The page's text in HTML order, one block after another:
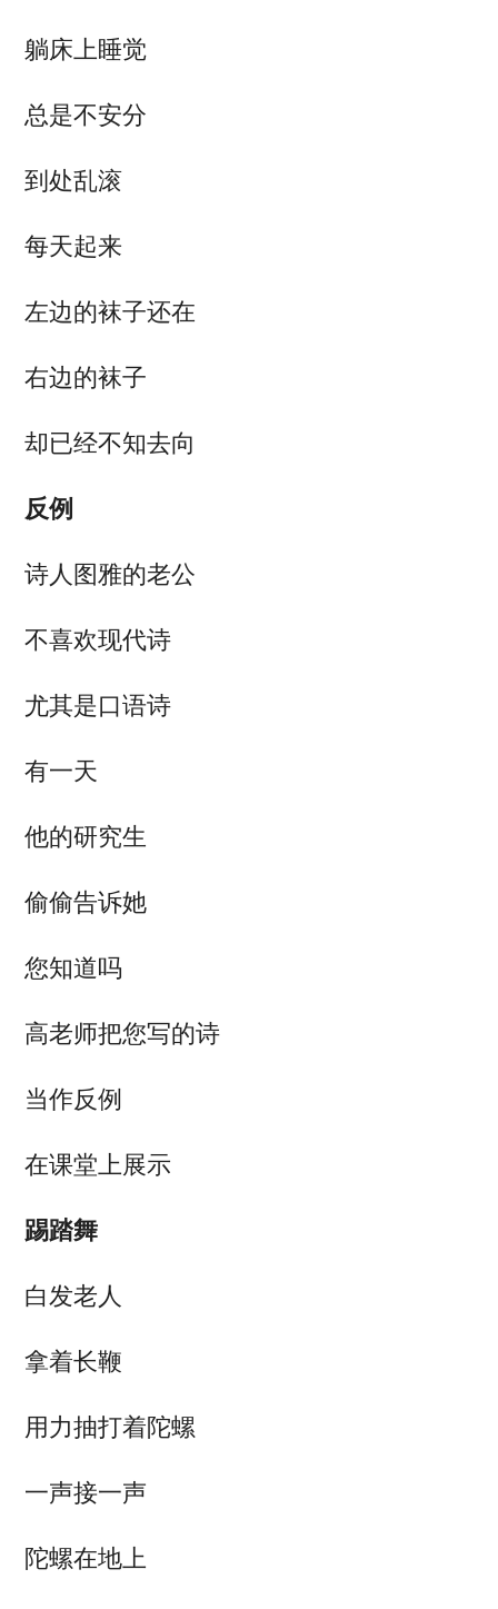
躺床上睡觉
总是不安分
到处乱滚
每天起来
左边的袜子还在
右边的袜子
却已经不知去向
反例
诗人图雅的老公
不喜欢现代诗
尤其是口语诗
有一天
他的研究生
偷偷告诉她
您知道吗
高老师把您写的诗
当作反例
在课堂上展示
踢踏舞
白发老人
拿着长鞭
用力抽打着陀螺
一声接一声
陀螺在地上